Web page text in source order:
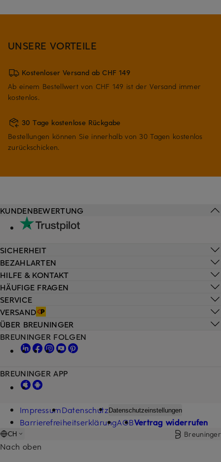
UNSERE VORTEILE
Kostenloser Versand ab CHF 149
Ab einem Bestellwert von CHF 149 ist der Versand immer
kostenlos.
30 Tage kostenlose Rückgabe
Bestellungen können Sie innerhalb von 30 Tagen kostenlos
zurückschicken.
HILFE & KONTAKT
HÄUFIGE FRAGEN
SERVICE
VERSAND
KUNDENBEWERTUNG
SICHERHEIT
BEZAHLARTEN
ÜBER BREUNINGER
BREUNINGER FOLGEN
BREUNINGER APP
ImpressumDatenschutzDatenschutzeinstellungen
BarrierefreiheitserklärungAGBVertrag widerrufen
CH Breuninger
Nach oben